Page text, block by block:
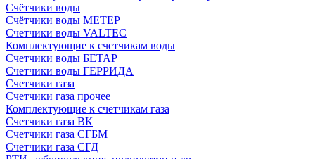
Счётчики воды
Счётчики воды МЕТЕР
Счетчики воды VALTEC
Комплектующие к счетчикам воды
Счетчики воды БЕТАР
Счетчики воды ГЕРРИДА
Счетчики газа
Счетчики газа прочее
Комплектующие к счетчикам газа
Счетчики газа ВК
Счетчики газа СГБМ
Счетчики газа СГД